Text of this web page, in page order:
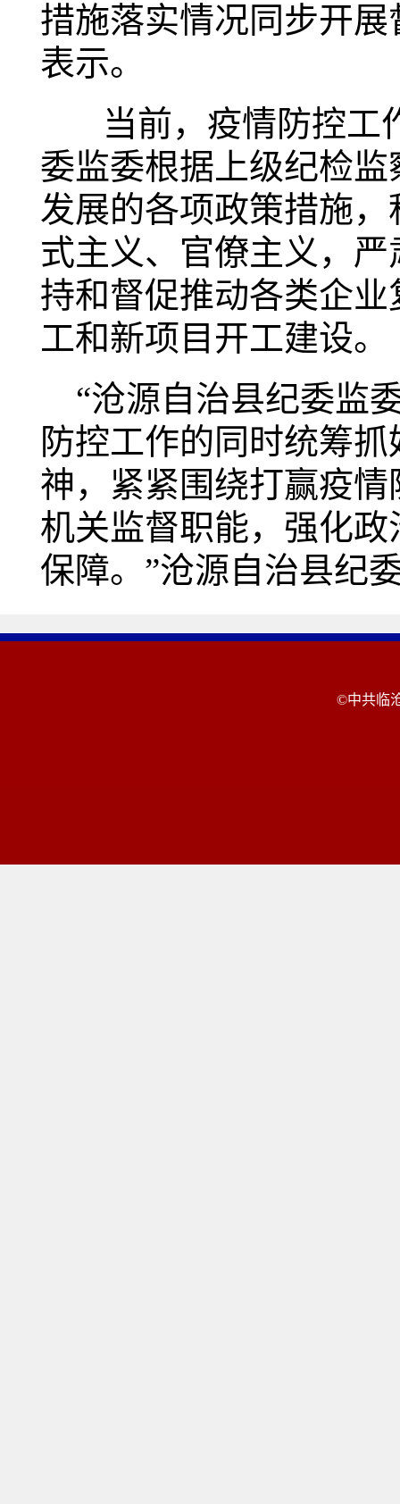
措施落实情况同步开
表示。
当前，疫情防控工
委监委根据上级纪检
发展的各项政策措施
式主义、官僚主义，
持和督促推动各类企
工和新项目开工建设。
“沧源自治县纪委监
防控工作的同时统筹
神，紧紧围绕打赢疫
机关监督职能，强化
保障。”沧源自治县纪
©中共临